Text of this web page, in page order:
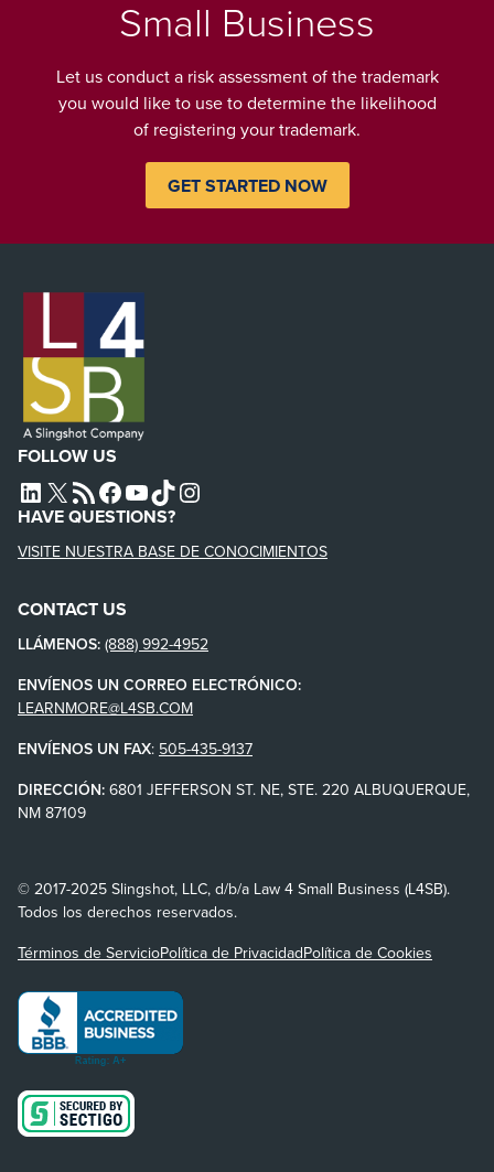
Small Business
Let us conduct a risk assessment of the trademark
you would like to use to determine the likelihood
of registering your trademark.
GET STARTED NOW
FOLLOW US
L4SB LINKEDIN
X L4SB RSS FEEDL4SB FACEBOOK
L4SB YOUTUBE
TIKTOKINSTAGRAM
HAVE QUESTIONS?
VISITE NUESTRA BASE DE CONOCIMIENTOS
CONTACT US
LLÁMENOS: (888) 992-4952
ENVÍENOS UN CORREO ELECTRÓNICO:
LEARNMORE@L4SB.COM
ENVÍENOS UN FAX: 505-435-9137
DIRECCIÓN: 6801 JEFFERSON ST. NE, STE. 220 ALBUQUERQUE,
NM 87109
© 2017-2025 Slingshot, LLC, d/b/a Law 4 Small Business (L4SB).
Todos los derechos reservados.
Términos de ServicioPolítica de PrivacidadPolítica de Cookies